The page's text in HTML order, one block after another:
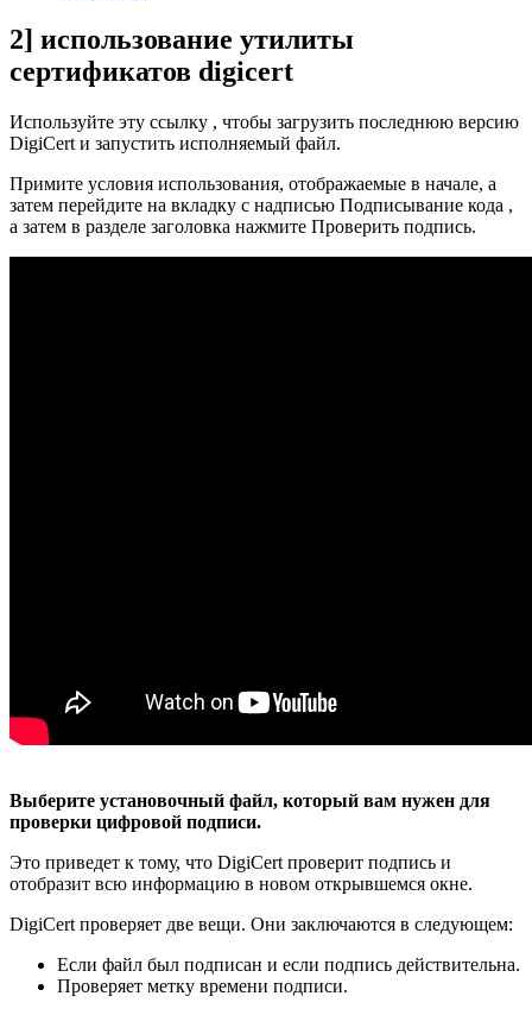
2] использование утилиты
сертификатов digicert
Используйте эту ссылку , чтобы загрузить последнюю версию
DigiCert и запустить исполняемый файл.
Примите условия использования, отображаемые в начале, а
затем перейдите на вкладку с надписью Подписывание кода ,
а затем в разделе заголовка нажмите Проверить подпись.
Выберите установочный файл, который вам нужен для
проверки цифровой подписи.
Это приведет к тому, что DigiCert проверит подпись и
отобразит всю информацию в новом открывшемся окне.
DigiCert проверяет две вещи. Они заключаются в следующем:
Если файл был подписан и если подпись действительна.
Проверяет метку времени подписи.